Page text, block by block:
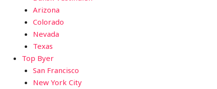
Arizona
Colorado
Nevada
Texas
Top Byer
San Francisco
New York City